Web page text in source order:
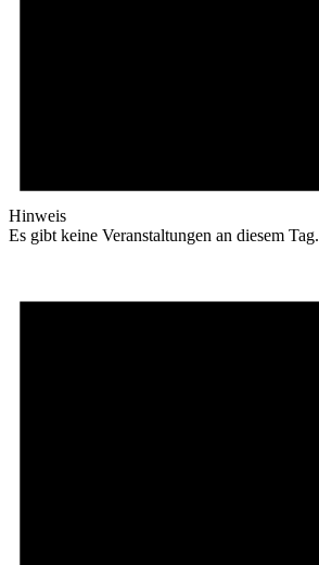
Hinweis
Es gibt keine Veranstaltungen an diesem Tag.